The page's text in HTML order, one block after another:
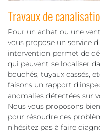
Travaux de
Pour un achat ou une
vous propose un service
intervention permet de
qui peuvent se localiser
bouchés, tuyaux cassés,
faisons un rapport
anomalies détectées sur
Nous vous proposons
pour résoudre ces
n’hésitez pas à faire